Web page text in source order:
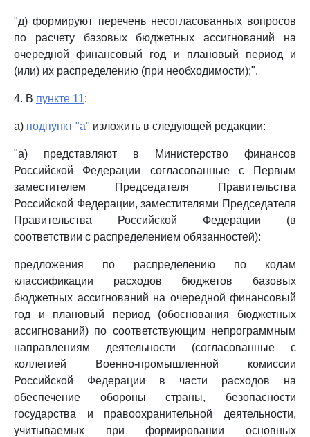
"д) формируют перечень несогласованных вопросов
по расчету базовых бюджетных ассигнований на
очередной финансовый год и плановый период и
(или) их распределению (при необходимости);".
4. В пункте 11:
а) подпункт "а" изложить в следующей редакции:
"а) представляют в Министерство финансов
Российской Федерации согласованные с Первым
заместителем Председателя Правительства
Российской Федерации, заместителями Председателя
Правительства Российской Федерации (в
соответствии с распределением обязанностей):
предложения по распределению по кодам
классификации расходов бюджетов базовых
бюджетных ассигнований на очередной финансовый
год и плановый период (обоснования бюджетных
ассигнований) по соответствующим непрограммным
направлениям деятельности (согласованные с
коллегией Военно-промышленной комиссии
Российской Федерации в части расходов на
обеспечение обороны страны, безопасности
государства и правоохранительной деятельности,
учитываемых при формировании основных